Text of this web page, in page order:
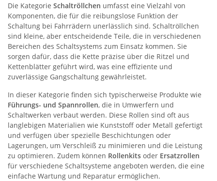
Die Kategorie Schaltröllchen umfasst eine Vielzahl von
Komponenten, die für die reibungslose Funktion der
Schaltung bei Fahrrädern unerlässlich sind. Schaltröllchen
sind kleine, aber entscheidende Teile, die in verschiedenen
Bereichen des Schaltsystems zum Einsatz kommen. Sie
sorgen dafür, dass die Kette präzise über die Ritzel und
Kettenblätter geführt wird, was eine effiziente und
zuverlässige Gangschaltung gewährleistet.
In dieser Kategorie finden sich typischerweise Produkte wie
Führungs- und Spannrollen, die in Umwerfern und
Schaltwerken verbaut werden. Diese Rollen sind oft aus
langlebigen Materialien wie Kunststoff oder Metall gefertigt
und verfügen über spezielle Beschichtungen oder
Lagerungen, um Verschleiß zu minimieren und die Leistung
zu optimieren. Zudem können Rollenkits oder Ersatzrollen
für verschiedene Schaltsysteme angeboten werden, die eine
einfache Wartung und Reparatur ermöglichen.